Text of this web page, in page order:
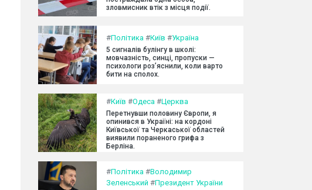
зловмисник втік з місця події.
#Політика #Київ #Україна
5 сигналів булінгу в школі:
мовчазність, синці, пропуски —
психологи роз’яснили, коли варто
бити на сполох.
#Київ #Одеса #Церква
Перетнувши половину Європи, я
опинився в Україні: на кордоні
Київської та Черкаської областей
виявили пораненого грифа з
Берліна.
#Політика #Володимир
Зеленський #Президент України